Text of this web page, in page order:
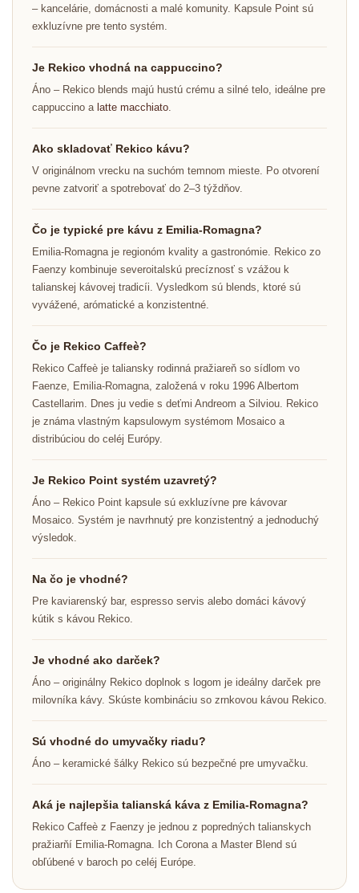
– kancelárie, domácnosti a malé komunity. Kapsule Point sú
exkluzívne pre tento systém.
Je Rekico vhodná na cappuccino?
Áno – Rekico blends majú hustú crému a silné telo, ideálne pre
cappuccino a latte macchiato.
Ako skladovať Rekico kávu?
V originálnom vrecku na suchóm temnom mieste. Po otvorení
pevne zatvoriť a spotrebovať do 2–3 týždňov.
Čo je typické pre kávu z Emilia-Romagna?
Emilia-Romagna je regionóm kvality a gastronómie. Rekico zo
Faenzy kombinuje severoitalskú precíznosť s vzážou k
talianskej kávovej tradicíi. Vysledkom sú blends, ktoré sú
vyvážené, arómatické a konzistentné.
Čo je Rekico Caffeè?
Rekico Caffeè je taliansky rodinná pražiareň so sídlom vo
Faenze, Emilia-Romagna, založená v roku 1996 Albertom
Castellarim. Dnes ju vedie s deťmi Andreom a Silviou. Rekico
je známa vlastným kapsulowym systémom Mosaico a
distribúciou do celéj Európy.
Je Rekico Point systém uzavretý?
Áno – Rekico Point kapsule sú exkluzívne pre kávovar
Mosaico. Systém je navrhnutý pre konzistentný a jednoduchý
výsledok.
Na čo je vhodné?
Pre kaviarenský bar, espresso servis alebo domáci kávový
kútik s kávou Rekico.
Je vhodné ako darček?
Áno – originálny Rekico doplnok s logom je ideálny darček pre
milovníka kávy. Skúste kombináciu so zrnkovou kávou Rekico.
Sú vhodné do umyvačky riadu?
Áno – keramické šálky Rekico sú bezpečné pre umyvačku.
Aká je najlepšia talianská káva z Emilia-Romagna?
Rekico Caffeè z Faenzy je jednou z popredných talianskych
pražiarňí Emilia-Romagna. Ich Corona a Master Blend sú
obľúbené v baroch po celéj Európe.